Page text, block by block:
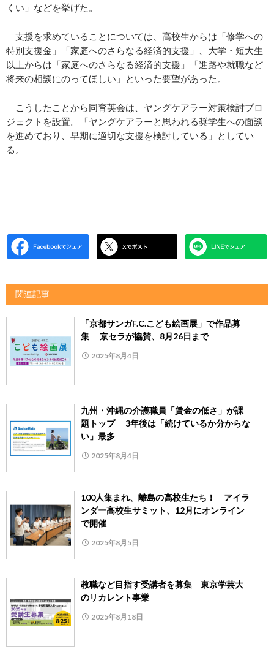
くい」などを挙げた。
支援を求めていることについては、高校生からは「修学への
特別支援金」「家庭へのさらなる経済的支援」、大学・短大生
以上からは「家庭へのさらなる経済的支援」「進路や就職など
将来の相談にのってほしい」といった要望があった。
こうしたことから同育英会は、ヤングケアラー対策検討プロ
ジェクトを設置。「ヤングケアラーと思われる奨学生への面談
を進めており、早期に適切な支援を検討している」としてい
る。
関連記事
「京都サンガF.C.こども絵画展」で作品募
集 京セラが協賛、8月26日まで
2025年8月4日
九州・沖縄の介護職員「賃金の低さ」が課
題トップ 3年後は「続けているか分からな
い」最多
2025年8月4日
100人集まれ、離島の高校生たち！ アイラ
ンダー高校生サミット、12月にオンライン
で開催
2025年8月5日
教職など目指す受講者を募集 東京学芸大
のリカレント事業
2025年8月18日